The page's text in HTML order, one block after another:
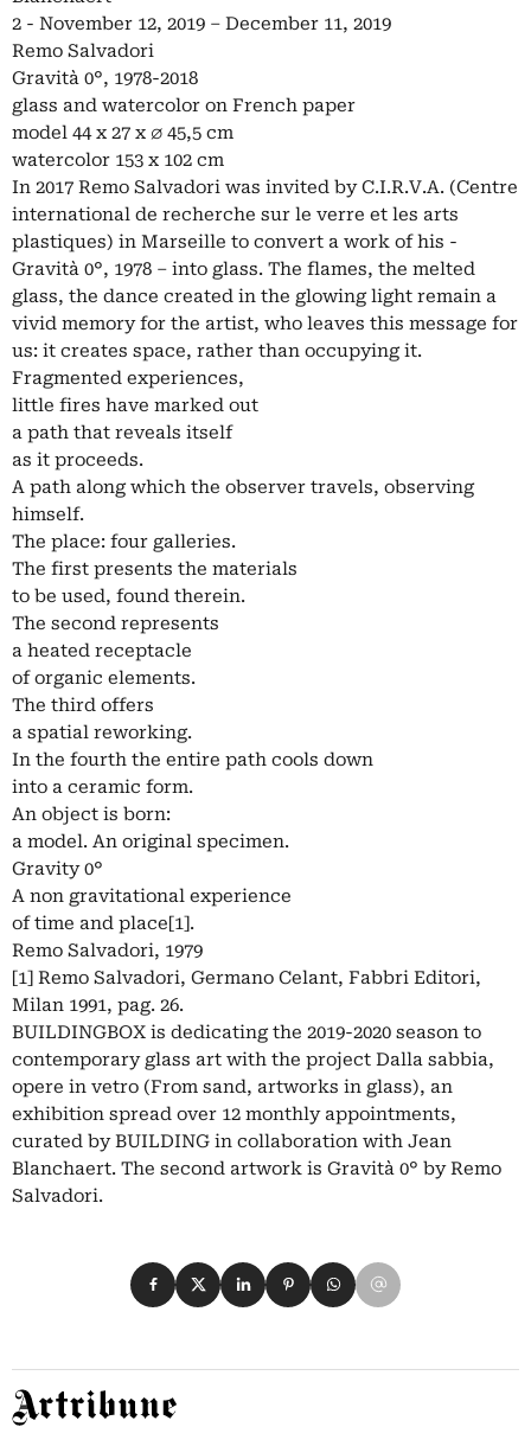
2 - November 12, 2019 – December 11, 2019
Remo Salvadori
Gravità 0°, 1978-2018
glass and watercolor on French paper
model 44 x 27 x ∅ 45,5 cm
watercolor 153 x 102 cm
In 2017 Remo Salvadori was invited by C.I.R.V.A. (Centre
international de recherche sur le verre et les arts
plastiques) in Marseille to convert a work of his -
Gravità 0°, 1978 – into glass. The flames, the melted
glass, the dance created in the glowing light remain a
vivid memory for the artist, who leaves this message for
us: it creates space, rather than occupying it.
Fragmented experiences,
little fires have marked out
a path that reveals itself
as it proceeds.
A path along which the observer travels, observing
himself.
The place: four galleries.
The first presents the materials
to be used, found therein.
The second represents
a heated receptacle
of organic elements.
The third offers
a spatial reworking.
In the fourth the entire path cools down
into a ceramic form.
An object is born:
a model. An original specimen.
Gravity 0°
A non gravitational experience
of time and place[1].
Remo Salvadori, 1979
[1] Remo Salvadori, Germano Celant, Fabbri Editori,
Milan 1991, pag. 26.
BUILDINGBOX is dedicating the 2019-2020 season to
contemporary glass art with the project Dalla sabbia,
opere in vetro (From sand, artworks in glass), an
exhibition spread over 12 monthly appointments,
curated by BUILDING in collaboration with Jean
Blanchaert. The second artwork is Gravità 0° by Remo
Salvadori.
Condividi su Facebook
Condividi su X
Condividi su LinkedIn
Condividi su Pinterest
Condividi su WhatsApp
Condividi su Email
Artribune